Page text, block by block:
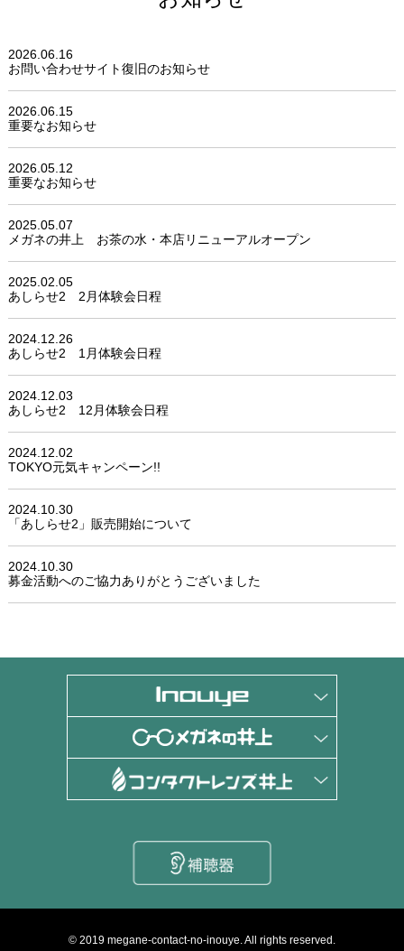
2026.06.16
お問い合わせサイト復旧のお知らせ
2026.06.15
重要なお知らせ
2026.05.12
重要なお知らせ
2025.05.07
メガネの井上 お茶の水・本店リニューアルオープン
2025.02.05
あしらせ2 2月体験会日程
2024.12.26
あしらせ2 1月体験会日程
2024.12.03
あしらせ2 12月体験会日程
2024.12.02
TOKYO元気キャンペーン!!
2024.10.30
「あしらせ2」販売開始について
2024.10.30
募金活動へのご協力ありがとうございました
© 2019 megane-contact-no-inouye. All rights reserved.